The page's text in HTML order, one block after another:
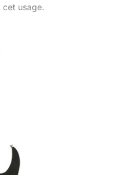
cet usage.